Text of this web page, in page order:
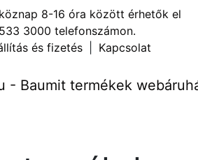
8-16 óra között érhetők el
3000 telefonszámon.
és fizetés Kapcsolat